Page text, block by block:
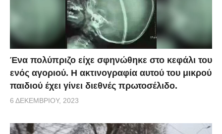
Ένα πολύπριζο είχε σφηνώθηκε στο κεφάλι του
ενός αγοριού. Η ακτινογραφία αυτού του μικρού
παιδιού έχει γίνει διεθνές πρωτοσέλιδο.
6 ΔΕΚΕΜΒΡΊΟΥ, 2023